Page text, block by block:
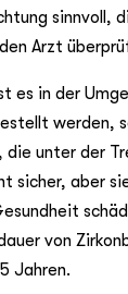
sinnvoll,
Arzt
es in der
werden,
die unter der
sicher, aber
von
Jahren.